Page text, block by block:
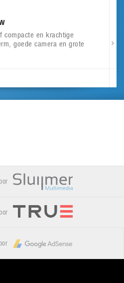
compacte en krachtige
goede camera en grote